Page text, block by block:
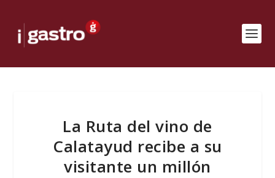
La Ruta del vino de
Calatayud recibe a su
visitante un millón